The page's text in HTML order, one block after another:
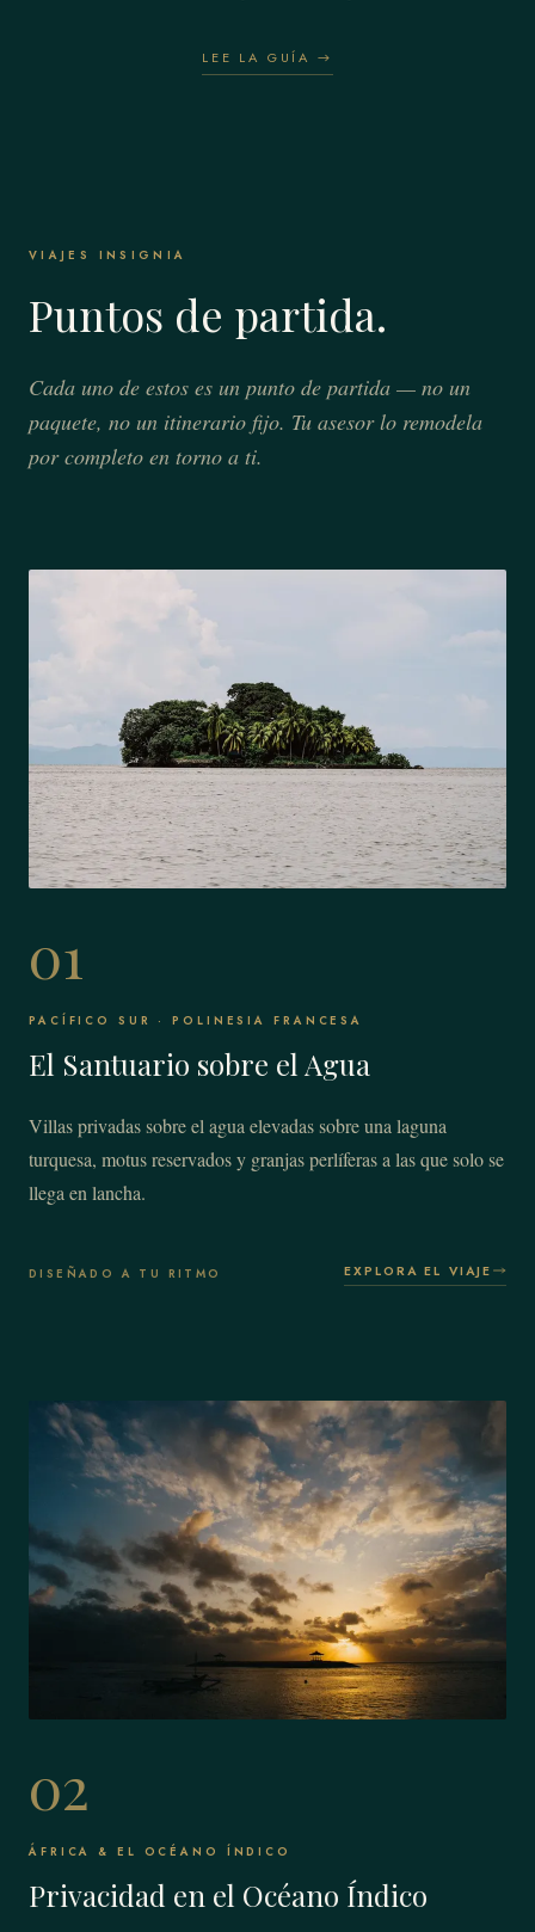
LEE LA GUÍA →
VIAJES INSIGNIA
Puntos de partida.
Cada uno de estos es un punto de partida — no un
paquete, no un itinerario fijo. Tu asesor lo remodela
por completo en torno a ti.
01
PACÍFICO SUR · POLINESIA FRANCESA
El Santuario sobre el Agua
Villas privadas sobre el agua elevadas sobre una laguna
turquesa, motus reservados y granjas perlíferas a las que solo se
llega en lancha.
DISEÑADO A TU RITMO EXPLORA EL VIAJE
02
ÁFRICA & EL OCÉANO ÍNDICO
Privacidad en el Océano Índico